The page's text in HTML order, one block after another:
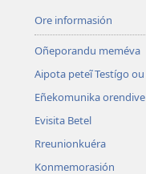
Ore informasión
Oñeporandu meméva
Aipota peteĩ Testígo
Eñekomunika orendive
Evisita Betel
Rreunionkuéra
Konmemorasión